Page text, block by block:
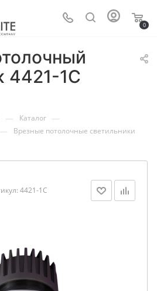
0
4421-1C
— Каталог —
— Врезные потолочные светильники
4421-1C